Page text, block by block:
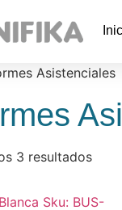
Asistenciales
3 resultados